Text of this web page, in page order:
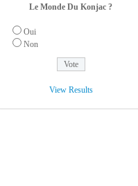
Le Monde Du Konjac ?
Oui
Non
View Results